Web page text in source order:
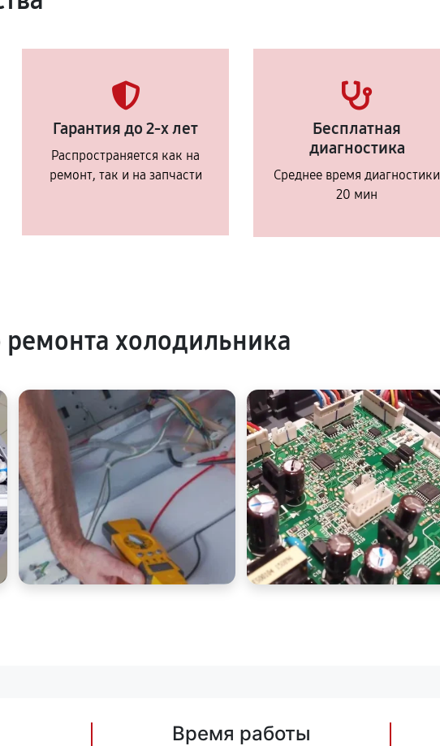
Гарантия до 2-х лет
Распространяется как на
ремонт, так и на запчасти
Бесплатная
диагностика
Среднее время диагностики
20 мин
холодильника
Время работы